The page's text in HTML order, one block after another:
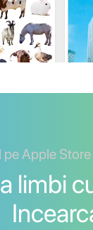
Apple
limbi